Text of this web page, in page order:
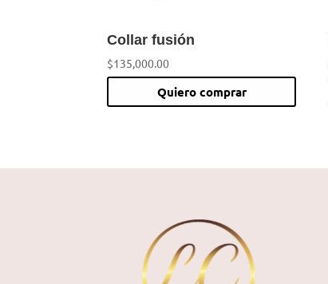
Collar fusión
$135,000.00
Quiero comprar